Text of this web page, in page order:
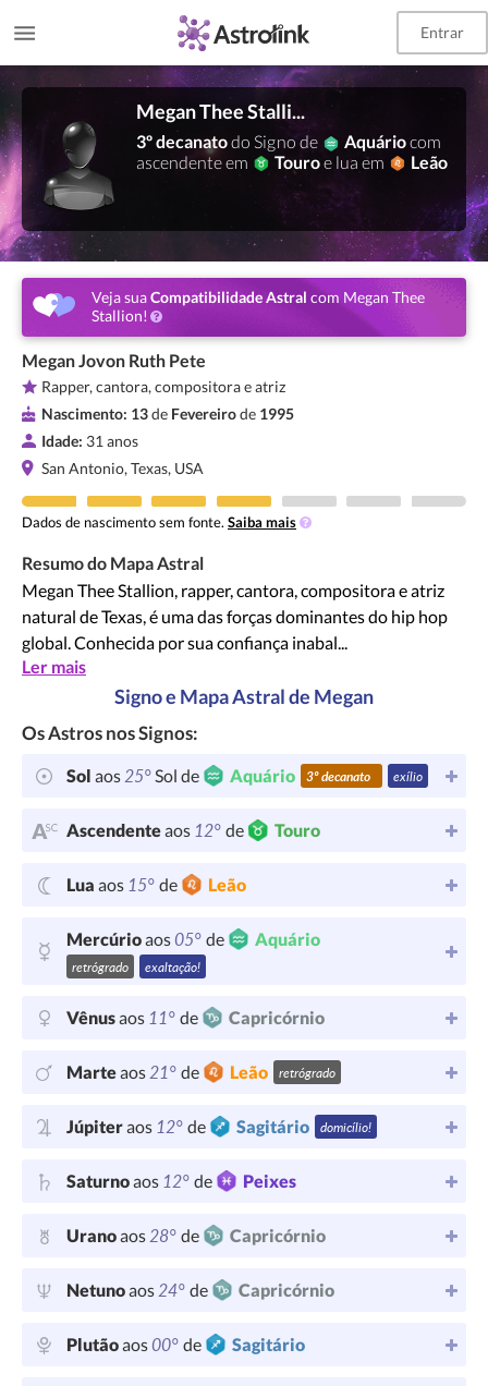
Entrar
Megan Thee Stallion
3º decanatodo Signo de Aquáriocom
ascendente em
Touroe lua em Leão
Veja suaCompatibilidade Astral com Megan Thee
Stallion!
Megan Jovon Ruth Pete
Rapper, cantora, compositora e atriz
Nascimento: 13de Fevereirode 1995
Idade: 31 anos
San Antonio, Texas, USA
Dados de nascimento sem fonte. Saiba mais
Resumo do Mapa Astral
Megan Thee Stallion, rapper, cantora, compositora e atriz
natural de Texas, é uma das forças dominantes do hip hop
global. Conhecida por sua confiança inabal...
Ler mais
Signo e Mapa Astral de Megan
Os Astros nos Signos:
Sol aos25°Sol de Aquário 3º decanato exílio
Ascendenteaos 12° de Touro
Lua aos 15° de Leão
Mercúrioaos05° de Aquário
retrógrado exaltação!
Vênusaos 11° de Capricórnio
Marteaos21° de Leão retrógrado
Júpiteraos 12° de Sagitário domicílio!
Saturnoaos 12° de Peixes
Uranoaos28° de Capricórnio
Netunoaos24° de Capricórnio
Plutãoaos00° de Sagitário